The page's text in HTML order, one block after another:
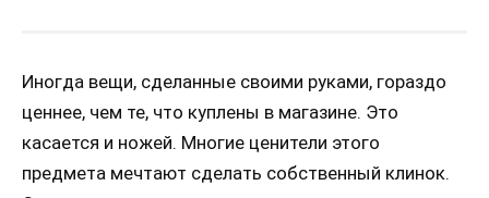
Иногда вещи, сделанные своими руками, гораздо
ценнее, чем те, что куплены в магазине. Это
касается и ножей. Многие ценители этого
предмета мечтают сделать собственный клинок.